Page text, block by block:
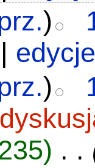
)
|
)
. .